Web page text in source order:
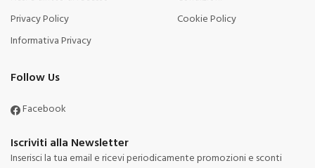
Privacy Policy
Cookie Policy
Informativa Privacy
Follow Us
Facebook
Iscriviti alla Newsletter
Inserisci la tua email e ricevi periodicamente promozioni e sconti